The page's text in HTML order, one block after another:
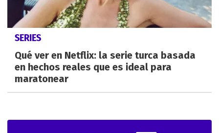
SERIES
Qué ver en Netflix: la serie turca basada
en hechos reales que es ideal para
maratonear